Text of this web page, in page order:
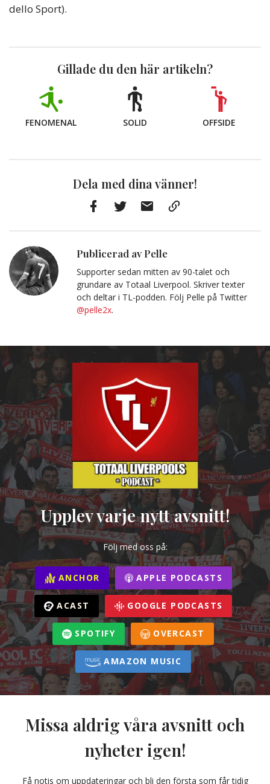
dello Sport).
Gillade du den här artikeln?
FENOMENAL SOLID OFFSIDE
Dela med dina vänner!
Publicerad av Pelle
Supporter sedan mitten av 90-talet och
grundare av Totaal Liverpool. Skriver texter
och deltar i TL-podden. Följ Pelle på Twitter
@pelle2x.
Upplev varje nytt avsnitt!
Följ med oss på:
ANCHOR APPLE PODCASTS
ACAST GOOGLE PODCASTS
SPOTIFY OVERCAST
AMAZON MUSIC
Missa aldrig våra avsnitt och
nyheter igen!
Få notis om uppdateringar och bli den första som får tidig